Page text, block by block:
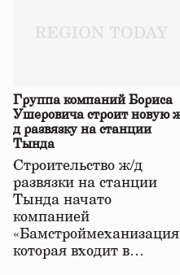
Группа компаний Бориса
Ушеровича строит новую
д развязку на станции
Тында
Строительство ж/д
развязки на станции
Тында начато
компанией
которая входит в…